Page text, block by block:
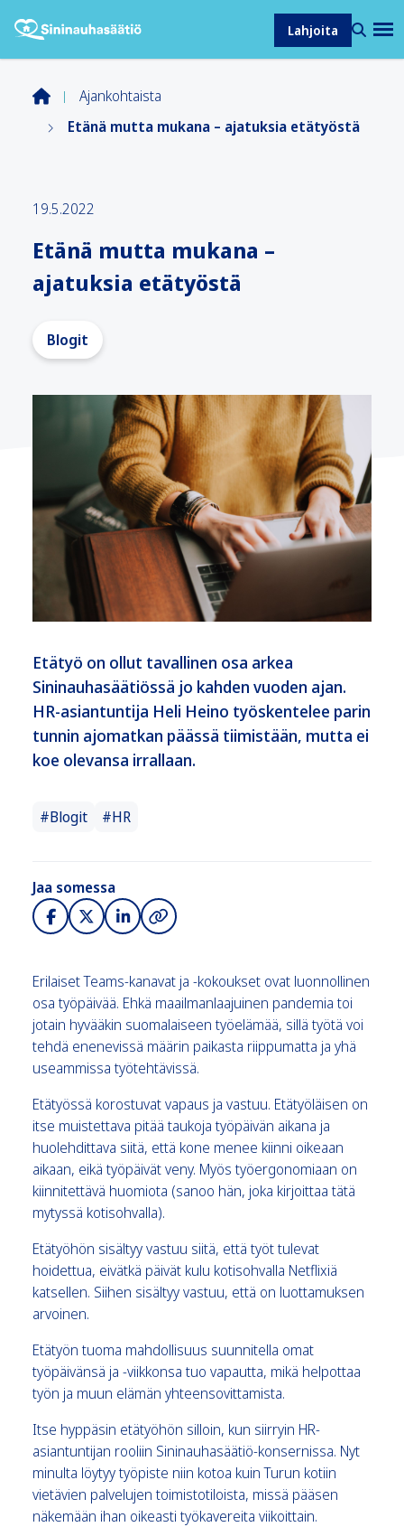
Lahjoita
Ajankohtaista
Etänä mutta mukana – ajatuksia etätyöstä
19.5.2022
Etänä mutta mukana –
ajatuksia etätyöstä
Blogit
Etätyö on ollut tavallinen osa arkea
Sininauhasäätiössä jo kahden vuoden ajan.
HR-asiantuntija Heli Heino työskentelee parin
tunnin ajomatkan päässä tiimistään, mutta ei
koe olevansa irrallaan.
#Blogit #HR
Jaa somessa
Erilaiset Teams-kanavat ja -kokoukset ovat luonnollinen
osa työpäivää. Ehkä maailmanlaajuinen pandemia toi
jotain hyvääkin suomalaiseen työelämää, sillä työtä voi
tehdä enenevissä määrin paikasta riippumatta ja yhä
useammissa työtehtävissä.
Etätyössä korostuvat vapaus ja vastuu. Etätyöläisen on
itse muistettava pitää taukoja työpäivän aikana ja
huolehdittava siitä, että kone menee kiinni oikeaan
aikaan, eikä työpäivät veny. Myös työergonomiaan on
kiinnitettävä huomiota (sanoo hän, joka kirjoittaa tätä
mytyssä kotisohvalla).
Etätyöhön sisältyy vastuu siitä, että työt tulevat
hoidettua, eivätkä päivät kulu kotisohvalla Netflixiä
katsellen. Siihen sisältyy vastuu, että on luottamuksen
arvoinen.
Etätyön tuoma mahdollisuus suunnitella omat
työpäivänsä ja -viikkonsa tuo vapautta, mikä helpottaa
työn ja muun elämän yhteensovittamista.
Itse hyppäsin etätyöhön silloin, kun siirryin HR-
asiantuntijan rooliin Sininauhasäätiö-konsernissa. Nyt
minulta löytyy työpiste niin kotoa kuin Turun kotiin
vietävien palvelujen toimistotiloista, missä pääsen
näkemään ihan oikeasti työkavereita viikoittain.